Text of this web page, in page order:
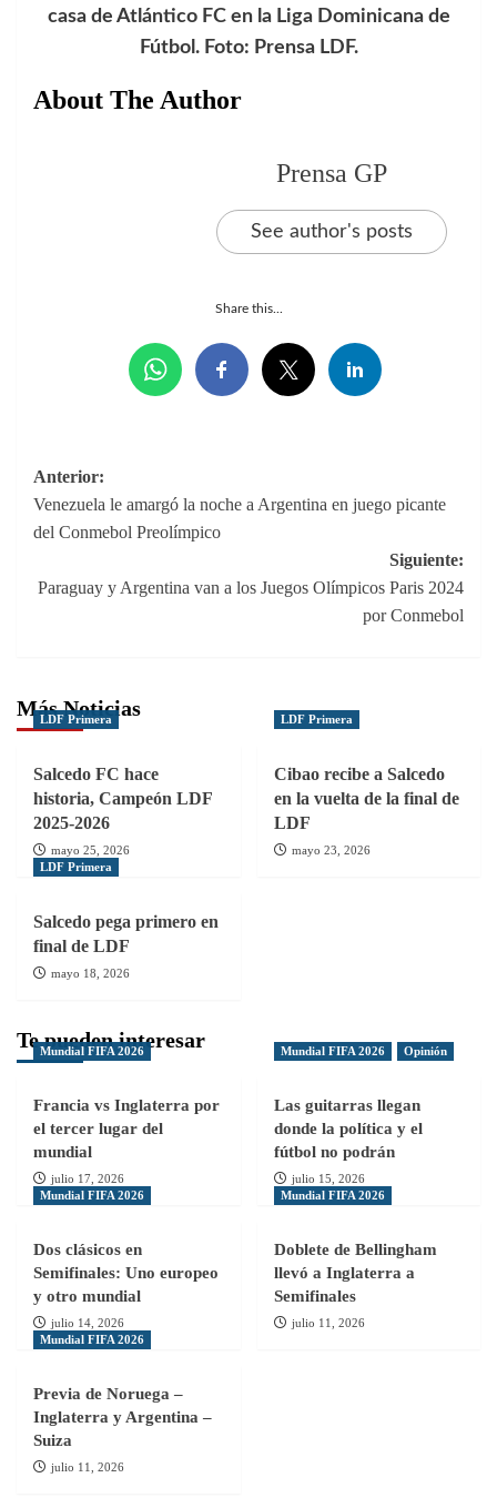
casa de Atlántico FC en la Liga Dominicana de
Fútbol. Foto: Prensa LDF.
About The Author
Prensa GP
See author's posts
Share this...
Navegación
de
Anterior:
Venezuela le amargó la noche a Argentina en juego picante
del Conmebol Preolímpico
Siguiente:
Paraguay y Argentina van a los Juegos Olímpicos Paris 2024
por Conmebol
Más Noticias
LDF Primera
Salcedo FC hace
historia, Campeón LDF
2025-2026
mayo 25, 2026
LDF Primera
Cibao recibe a Salcedo
en la vuelta de la final de
LDF
mayo 23, 2026
LDF Primera
Salcedo pega primero en
final de LDF
mayo 18, 2026
Te pueden interesar
Mundial FIFA 2026
Francia vs Inglaterra por
el tercer lugar del
mundial
julio 17, 2026
Mundial FIFA 2026 Opinión
Las guitarras llegan
donde la política y el
fútbol no podrán
julio 15, 2026
Mundial FIFA 2026
Dos clásicos en
Semifinales: Uno europeo
y otro mundial
julio 14, 2026
Mundial FIFA 2026
Doblete de Bellingham
llevó a Inglaterra a
Semifinales
julio 11, 2026
Mundial FIFA 2026
Previa de Noruega –
Inglaterra y Argentina –
Suiza
julio 11, 2026